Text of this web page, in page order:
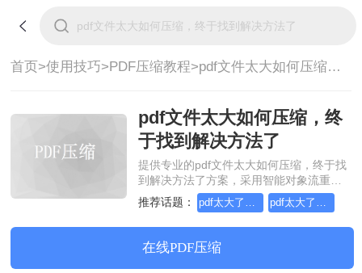
首页>使用技巧>PDF压缩教程> pdf文件太大如何压缩，终于找到解决方法了
pdf文件太大如何压缩，终
于找到解决方法了
提供专业的pdf文件太大如何压缩，终于找
到解决方法了方案，采用智能对象流重构
技术，确保文档1:1高保真还原且排版不乱
码。支持一键批量处理，全链路 SSL 加密
保障隐私安全。助您快速实现pdf文件太大
如何压缩，终于找到解决方法了，无需安
装，高效办公。
推荐话题：
在线PDF压缩